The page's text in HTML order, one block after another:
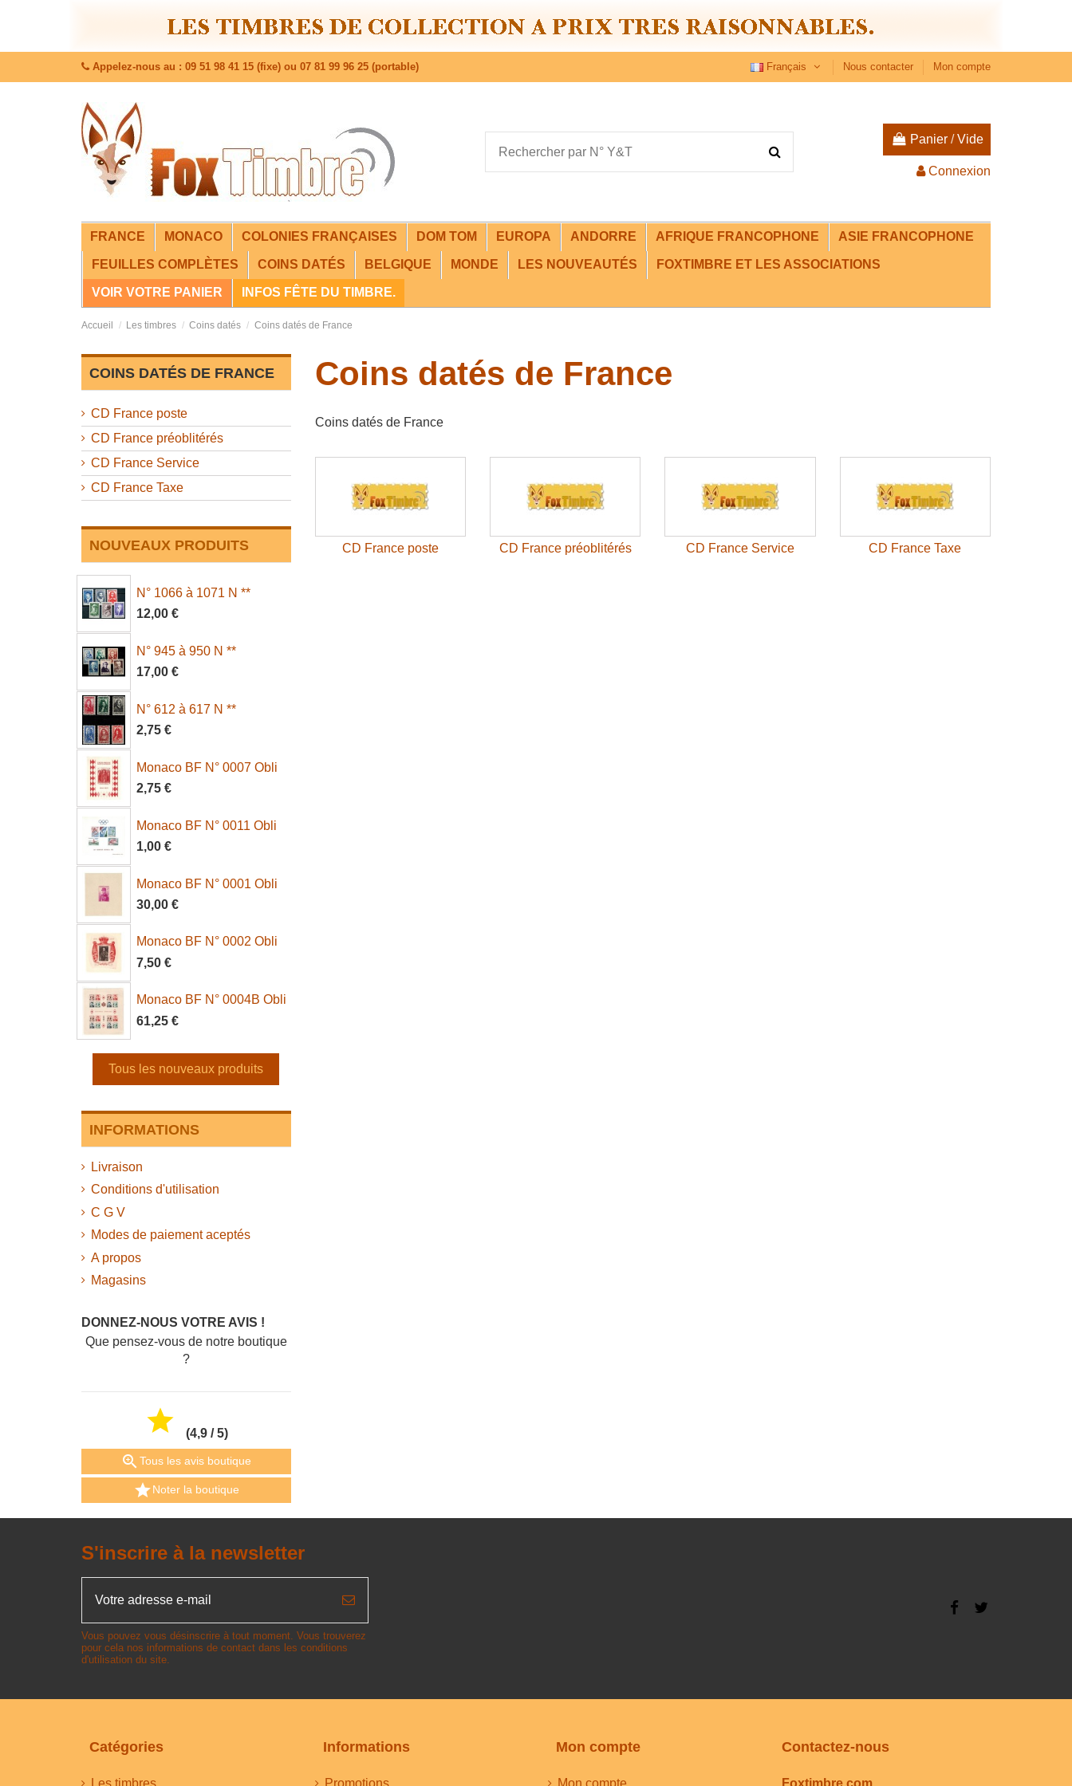
Appelez-nous au : 09 51 98 41 15 (fixe) ou 07 81 99 96 25 (portable) Français Nous contacter Mon compte
Panier /Vide
Connexion
FRANCE MONACO COLONIES FRANÇAISES DOM TOM EUROPA ANDORRE AFRIQUE FRANCOPHONE ASIE FRANCOPHONE
FEUILLES COMPLÈTES COINS DATÉS BELGIQUE MONDE LES NOUVEAUTÉS FOXTIMBRE ET LES ASSOCIATIONS
VOIR VOTRE PANIER INFOS FÊTE DU TIMBRE.
Accueil Les timbres Coins datés Coins datés de France
Coins datés de France
Coins datés de France
CD France poste CD France préoblitérés CD France Service CD France Taxe
COINS DATÉS DE FRANCE
CD France poste
CD France préoblitérés
CD France Service
CD France Taxe
NOUVEAUX PRODUITS
N° 1066 à 1071 N **
12,00 €
N° 945 à 950 N **
17,00 €
N° 612 à 617 N **
2,75 €
Monaco BF N° 0007 Obli
2,75 €
Monaco BF N° 0011 Obli
1,00 €
Monaco BF N° 0001 Obli
30,00 €
Monaco BF N° 0002 Obli
7,50 €
Monaco BF N° 0004B Obli
61,25 €
Tous les nouveaux produits
INFORMATIONS
Livraison
Conditions d'utilisation
C G V
Modes de paiement aceptés
A propos
Magasins
DONNEZ-NOUS VOTRE AVIS !
Que pensez-vous de notre boutique
?
 (4,9 / 5)
Tous les avis boutique
Noter la boutique
S'inscrire à la newsletter
Vous pouvez vous désinscrire à tout moment. Vous trouverez
pour cela nos informations de contact dans les conditions
d'utilisation du site.
Catégories
Les timbres
Informations
Promotions
Mon compte
Mon compte
Contactez-nous
Foxtimbre.com